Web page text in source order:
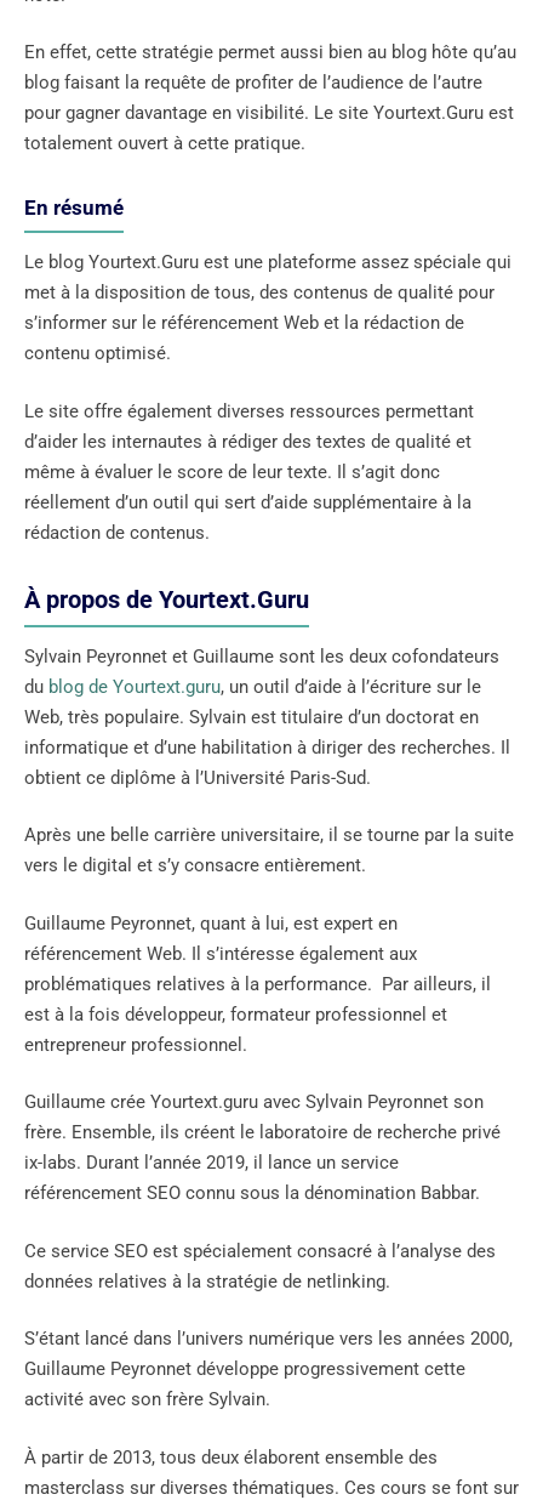
En effet, cette stratégie permet aussi bien au blog hôte qu’au
blog faisant la requête de profiter de l’audience de l’autre
pour gagner davantage en visibilité. Le site Yourtext.Guru est
totalement ouvert à cette pratique.
En résumé
Le blog Yourtext.Guru est une plateforme assez spéciale qui
met à la disposition de tous, des contenus de qualité pour
s’informer sur le référencement Web et la rédaction de
contenu optimisé.
Le site offre également diverses ressources permettant
d’aider les internautes à rédiger des textes de qualité et
même à évaluer le score de leur texte. Il s’agit donc
réellement d’un outil qui sert d’aide supplémentaire à la
rédaction de contenus.
À propos de Yourtext.Guru
Sylvain Peyronnet et Guillaume sont les deux cofondateurs
du blog de Yourtext.guru, un outil d’aide à l’écriture sur le
Web, très populaire. Sylvain est titulaire d’un doctorat en
informatique et d’une habilitation à diriger des recherches. Il
obtient ce diplôme à l’Université Paris-Sud.
Après une belle carrière universitaire, il se tourne par la suite
vers le digital et s’y consacre entièrement.
Guillaume Peyronnet, quant à lui, est expert en
référencement Web. Il s’intéresse également aux
problématiques relatives à la performance. Par ailleurs, il
est à la fois développeur, formateur professionnel et
entrepreneur professionnel.
Guillaume crée Yourtext.guru avec Sylvain Peyronnet son
frère. Ensemble, ils créent le laboratoire de recherche privé
ix-labs. Durant l’année 2019, il lance un service
référencement SEO connu sous la dénomination Babbar.
Ce service SEO est spécialement consacré à l’analyse des
données relatives à la stratégie de netlinking.
S’étant lancé dans l’univers numérique vers les années 2000,
Guillaume Peyronnet développe progressivement cette
activité avec son frère Sylvain.
À partir de 2013, tous deux élaborent ensemble des
masterclass sur diverses thématiques. Ces cours se font sur